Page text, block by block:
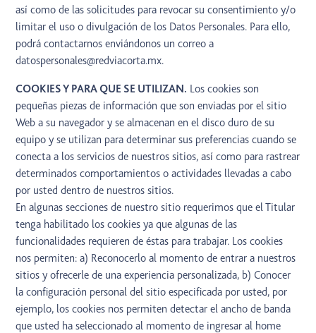
así como de las solicitudes para revocar su consentimiento y/o
limitar el uso o divulgación de los Datos Personales. Para ello,
podrá contactarnos enviándonos un correo a
datospersonales@redviacorta.mx.
COOKIES Y PARA QUE SE UTILIZAN. Los cookies son
pequeñas piezas de información que son enviadas por el sitio
Web a su navegador y se almacenan en el disco duro de su
equipo y se utilizan para determinar sus preferencias cuando se
conecta a los servicios de nuestros sitios, así como para rastrear
determinados comportamientos o actividades llevadas a cabo
por usted dentro de nuestros sitios.
En algunas secciones de nuestro sitio requerimos que el Titular
tenga habilitado los cookies ya que algunas de las
funcionalidades requieren de éstas para trabajar. Los cookies
nos permiten: a) Reconocerlo al momento de entrar a nuestros
sitios y ofrecerle de una experiencia personalizada, b) Conocer
la configuración personal del sitio especificada por usted, por
ejemplo, los cookies nos permiten detectar el ancho de banda
que usted ha seleccionado al momento de ingresar al home